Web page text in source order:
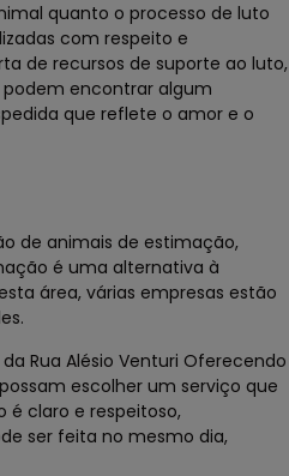
quanto o processo de luto
com respeito e
de recursos de suporte ao luto,
encontrar algum
que reflete o amor e o
de animais de estimação,
é uma alternativa à
área, várias empresas estão
Rua Alésio Venturi Oferecendo
escolher um serviço que
é claro e respeitoso,
ser feita no mesmo dia,